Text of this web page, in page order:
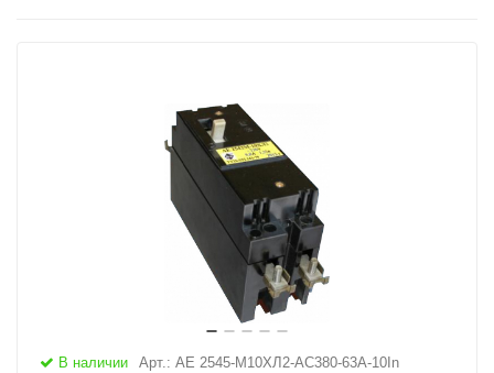
В наличии Арт.: АЕ 2545-М10ХЛ2-AC380-63А-10In